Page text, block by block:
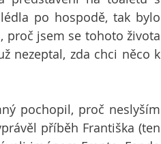
po hospodě, tak bylo
proč jsem se tohoto života
nezeptal, zda chci něco k
pochopil, proč neslyším
příběh Františka (ten